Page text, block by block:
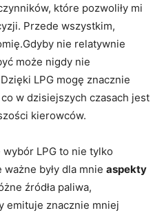
które pozwoliły mi
Przede wszystkim,
nie relatywnie
może nigdy nie
⁣LPG mogę znacznie
⁢w dzisiejszych czasach jest
kierowców.
LPG to nie tylko
były dla mnie aspekty
źródła paliwa,
emituje znacznie mniej